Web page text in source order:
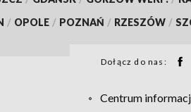
/ OPOLE / POZNAŃ / RZESZÓW /
Dołącz do nas:
Centrum